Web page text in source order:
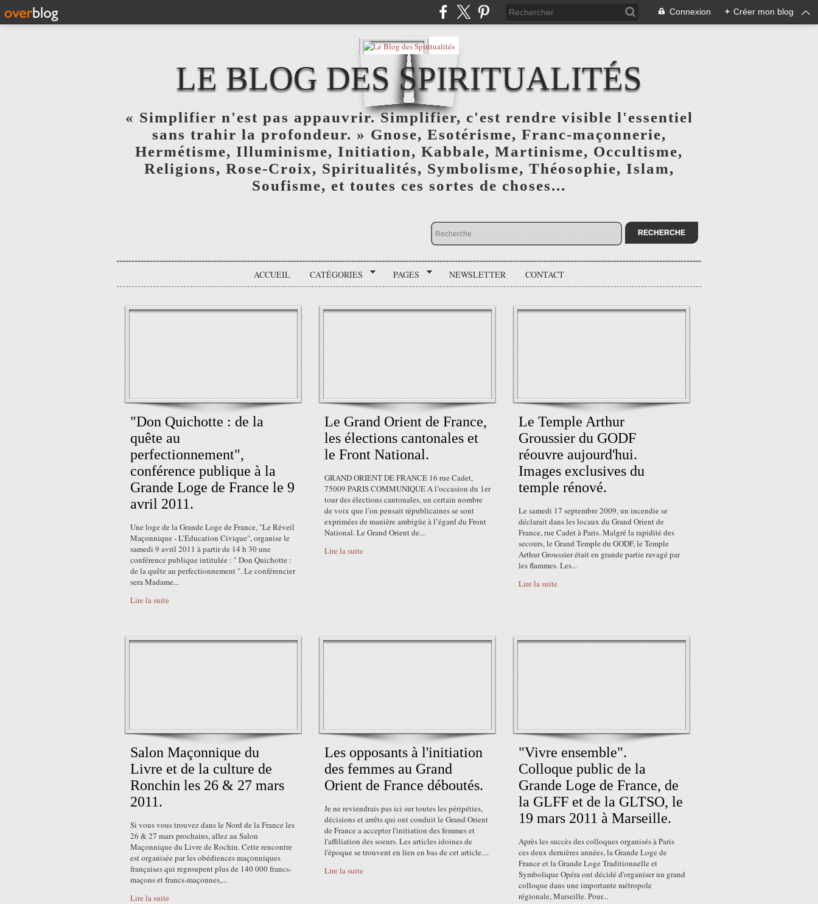
Connexion + Créer mon blog
LE BLOG DES SPIRITUALITÉS
« Simplifier n'est pas appauvrir. Simplifier, c'est rendre visible l'essentiel
sans trahir la profondeur. » Gnose, Esotérisme, Franc-maçonnerie,
Hermétisme, Illuminisme, Initiation, Kabbale, Martinisme, Occultisme,
Religions, Rose-Croix, Spiritualités, Symbolisme, Théosophie, Islam,
Soufisme, et toutes ces sortes de choses...
ACCUEIL CATÉGORIES PAGES NEWSLETTER CONTACT
"Don Quichotte : de la
quête au
perfectionnement",
conférence publique à la
Grande Loge de France le 9
avril 2011.
Une loge de la Grande Loge de France, "Le Réveil
Maçonnique - L’Education Civique", organise le
samedi 9 avril 2011 à partir de 14 h 30 une
conférence publique intitulée : " Don Quichotte :
de la quête au perfectionnement ". Le conférencier
sera Madame...
Lire la suite
Le Grand Orient de France,
les élections cantonales et
le Front National.
GRAND ORIENT DE FRANCE 16 rue Cadet,
75009 PARIS COMMUNIQUE A l’occasion du 1er
tour des élections cantonales, un certain nombre
de voix que l’on pensait républicaines se sont
exprimées de manière ambigüe à l’égard du Front
National. Le Grand Orient de...
Lire la suite
Le Temple Arthur
Groussier du GODF
réouvre aujourd'hui.
Images exclusives du
temple rénové.
Le samedi 17 septembre 2009, un incendie se
déclarait dans les locaux du Grand Orient de
France, rue Cadet à Paris. Malgré la rapidité des
secours, le Grand Temple du GODF, le Temple
Arthur Groussier était en grande partie ravagé par
les flammes. Les...
Lire la suite
Salon Maçonnique du
Livre et de la culture de
Ronchin les 26 & 27 mars
2011.
Si vous vous trouvez dans le Nord de la France les
26 & 27 mars prochains, allez au Salon
Maçonnique du Livre de Rochin. Cette rencontre
est organisée par les obédiences maçonniques
françaises qui regroupent plus de 140 000 francs-
maçons et francs-maçonnes,...
Lire la suite
Les opposants à l'initiation
des femmes au Grand
Orient de France déboutés.
Je ne reviendrais pas ici sur toutes les péripéties,
décisions et arrêts qui ont conduit le Grand Orient
de France a accepter l'initiation des femmes et
l'affiliation des soeurs. Les articles idoines de
l'époque se trouvent en lien en bas de cet article....
Lire la suite
"Vivre ensemble".
Colloque public de la
Grande Loge de France, de
la GLFF et de la GLTSO, le
19 mars 2011 à Marseille.
Après les succès des colloques organisés à Paris
ces deux dernières années, la Grande Loge de
France et la Grande Loge Traditionnelle et
Symbolique Opéra ont décidé d'organiser un grand
colloque dans une importante métropole
régionale, Marseille. Pour...